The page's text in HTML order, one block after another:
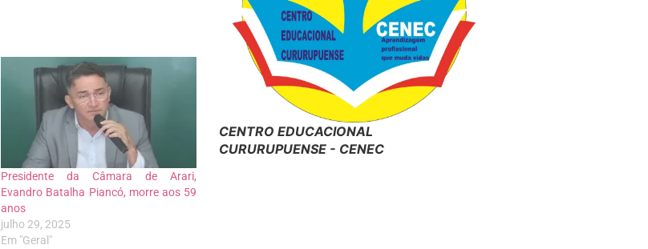
Presidente da Câmara de Arari,
Evandro Batalha Piancó, morre aos 59
anos
julho 29, 2025
Em "Geral"
CENTRO EDUCACIONAL
CURURUPUENSE - CENEC